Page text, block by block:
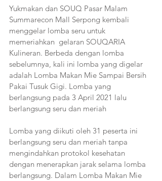
Yukmakan dan SOUQ Pasar Malam
Summarecon Mall Serpong kembali
menggelar lomba seru untuk
memeriahkan  gelaran SOUQARIA
Kulineran. Berbeda dengan lomba
sebelumnya, kali ini lomba yang digelar
adalah Lomba Makan Mie Sampai Bersih
Pakai Tusuk Gigi. Lomba yang
berlangsung pada 3 April 2021 lalu
berlangsung seru dan meriah
Lomba yang diikuti oleh 31 peserta ini
berlangsung seru dan meriah tanpa
mengindahkan protokol kesehatan
dengan menerapkan jarak selama lomba
berlangsung. Dalam Lomba Makan Mie